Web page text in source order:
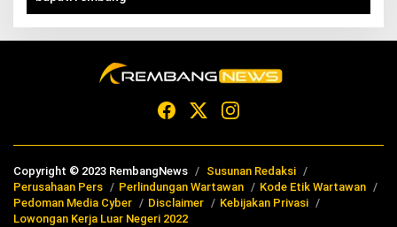
Copyright © 2023 RembangNews
Susunan Redaksi
Perusahaan Pers
Perlindungan Wartawan
Kode Etik Wartawan
Pedoman Media Cyber
Disclaimer
Kebijakan Privasi
Lowongan Kerja Luar Negeri 2022